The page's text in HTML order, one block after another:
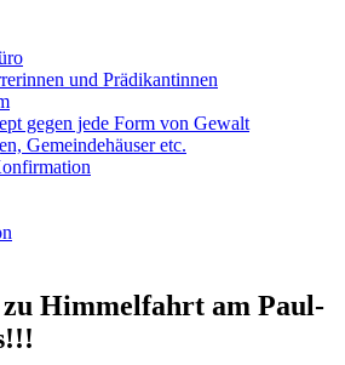
und Prädikantinnen
gegen jede Form von Gewalt
Gemeindehäuser etc.
Himmelfahrt am Paul-